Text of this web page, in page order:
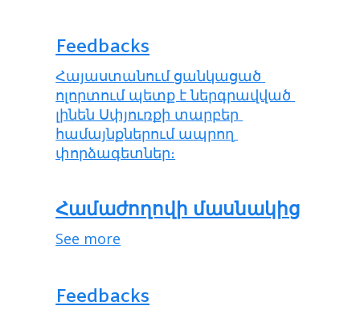
Feedbacks
Հայաստանում ցանկացած
ոլորտում պետք է ներգրավված
լինեն Սփյուռքի տարբեր
համայնքներում ապրող
փորձագետներ։
Համաժողովի մասնակից
See more
Feedbacks